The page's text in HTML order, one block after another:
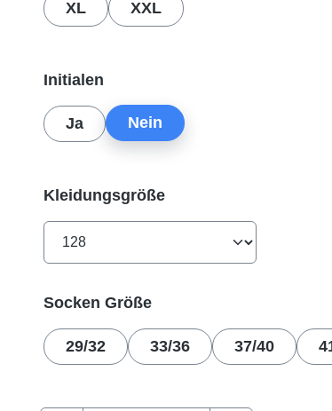
XL XXL
Initialen
Ja Nein
Kleidungsgrößeauswählen
Socken Größeauswählen
29/32 33/36 37/40